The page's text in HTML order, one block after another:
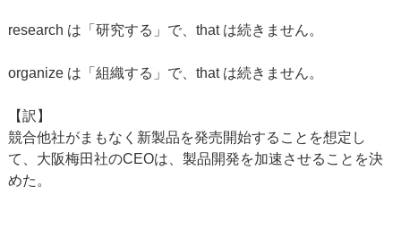
research は「研究する」で、that は続きません。
organize は「組織する」で、that は続きません。
【訳】
競合他社がまもなく新製品を発売開始することを想定し
て、大阪梅田社のCEOは、製品開発を加速させることを決
めた。